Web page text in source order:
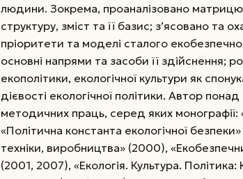
людини. Зокрема, проаналізовано матрицю
структуру, зміст та її базис; з’ясовано та
пріоритети та моделі сталого
основні напрями та засоби її здійснення;
екополітики, екологічної культури як
дієвості екологічної політики. Автор
методичних праць, серед яких монографії:
«Політична константа екологічної
техніки, виробництва» (2000),
(2001, 2007), «Екологія. Культура.